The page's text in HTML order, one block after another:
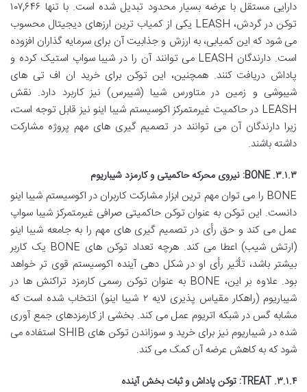
دارایی مستقل با عرضه بسیار محدود تبدیل شده است. با تنها ۱۰۷,۶۴۶
توکن در گردش، LEASH یکی از کمیاب ترین ارزهای دیجیتال محسوب
می شود که این کمیابی، به ارزش و جذابیت آن برای سرمایه گذاران افزوده
است. دارندگان LEASH می توانند آن را در شیبا سواپ استیک کرده و
پاداش دریافت کنند. همچنین، این توکن برای خرید ان اف تی های
شیبوشی و زمین در متاورس شیبا (شیبرس) نیز کاربرد دارد. نقش
LEASH در حاکمیت غیرمتمرکز اکوسیستم شیبا اینو نیز قابل توجه است،
زیرا دارندگان آن می توانند در تصمیم گیری های مهم پروژه مشارکت
داشته باشند.
۳.۱.۳. BONE: نیروی محرکه حاکمیتی و کارمزد شیباریوم
BONE را می توان مهم ترین ابزار مشارکت کاربران در اکوسیستم شیبا اینو
دانست. این توکن به عنوان توکن حاکمیتی صرافی غیرمتمرکز شیبا سواپ
عمل می کند و حق رأی در تصمیم گیری های مهم را به جامعه شیبا اینو
(ارتش شیب) اعطا می کند. هرچه تعداد توکن های BONE یک کاربر
بیشتر باشد، تأثیر رأی او در شکل دهی آینده اکوسیستم قوی تر خواهد
بود. علاوه بر این، BONE به عنوان توکن رسمی کارمزد تراکنش ها در
شیباریوم (راهکار مقیاس پذیری لایه ۲ شیبا اینو) انتخاب شده است که
مشابه گس در شبکه اتریوم عمل می کند. بخشی از کارمزدهای جمع آوری
شده در شیباریوم نیز برای خرید و سوزاندن توکن های SHIB استفاده می
شود که به کاهش عرضه آن کمک می کند.
۳.۱.۴. TREAT: توکن پاداش و ثبات بخش آینده